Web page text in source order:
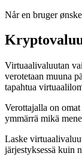
Når en bruger
Virtuaalivaluutan
verotetaan muuna
tapahtua
Verottajalla on
ymmärrä mikä
Laske
järjestyksessä kuin